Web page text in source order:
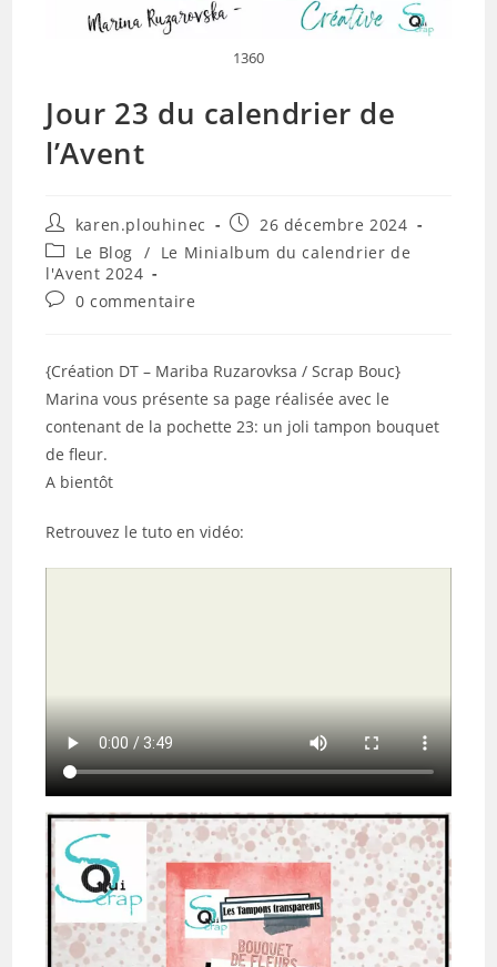
1360
Jour 23 du calendrier de
l’Avent
Auteur/autrice
de
la
publication :
karen.plouhinec
Publication
publiée :
26 décembre 2024
Post
category:
Le Blog / Le Minialbum du calendrier de
l'Avent 2024
Commentaires
publication :
0 commentaire
{Création DT – Mariba Ruzarovksa / Scrap Bouc}
Marina vous présente sa page réalisée avec le
contenant de la pochette 23: un joli tampon bouquet
de fleur.
A bientôt
Retrouvez le tuto en vidéo: